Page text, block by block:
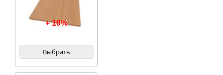
+ 10%
Выбрать